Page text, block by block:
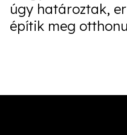
úgy határoztak,
építik meg